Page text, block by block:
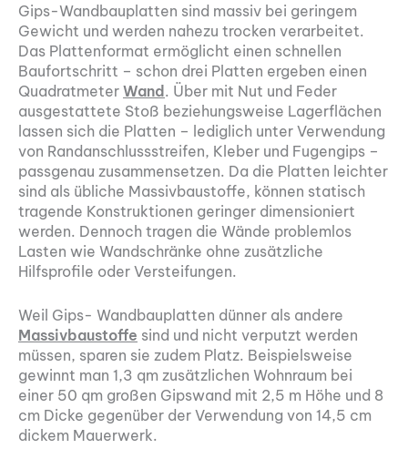
Gips-Wandbauplatten sind massiv bei geringem
Gewicht und werden nahezu trocken verarbeitet.
Das Plattenformat ermöglicht einen schnellen
Baufortschritt – schon drei Platten ergeben einen
Quadratmeter Wand. Über mit Nut und Feder
ausgestattete Stoß beziehungsweise Lagerflächen
lassen sich die Platten – lediglich unter Verwendung
von Randanschlussstreifen, Kleber und Fugengips –
passgenau zusammensetzen. Da die Platten leichter
sind als übliche Massivbaustoffe, können statisch
tragende Konstruktionen geringer dimensioniert
werden. Dennoch tragen die Wände problemlos
Lasten wie Wandschränke ohne zusätzliche
Hilfsprofile oder Versteifungen.
Weil Gips- Wandbauplatten dünner als andere
Massivbaustoffe sind und nicht verputzt werden
müssen, sparen sie zudem Platz. Beispielsweise
gewinnt man 1,3 qm zusätzlichen Wohnraum bei
einer 50 qm großen Gipswand mit 2,5 m Höhe und 8
cm Dicke gegenüber der Verwendung von 14,5 cm
dickem Mauerwerk.